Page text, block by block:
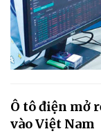
Ô tô điện mở
vào Việt Nam